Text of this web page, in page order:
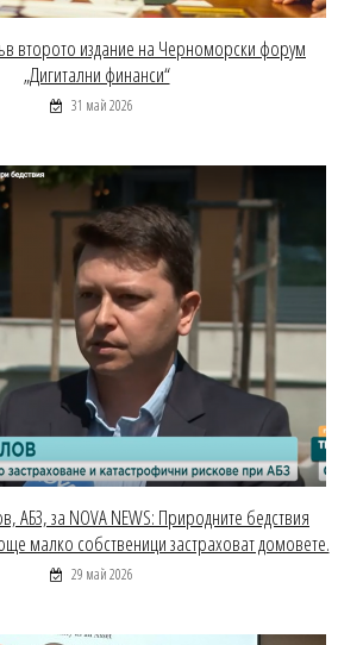
второто издание на Черноморски форум
„Дигитални финанси“
31 май 2026
АБЗ, за NOVA NEWS: Природните бедствия
малко собственици застраховат домовете.
29 май 2026